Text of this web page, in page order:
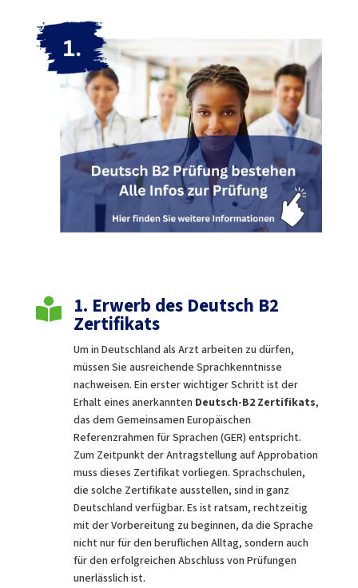
 1. Erwerb des Deutsch B2
Zertifikats
Um in Deutschland als Arzt arbeiten zu dürfen,
müssen Sie ausreichende Sprachkenntnisse
nachweisen. Ein erster wichtiger Schritt ist der
Erhalt eines anerkannten Deutsch-B2 Zertifikats,
das dem Gemeinsamen Europäischen
Referenzrahmen für Sprachen (GER) entspricht.
Zum Zeitpunkt der Antragstellung auf Approbation
muss dieses Zertifikat vorliegen. Sprachschulen,
die solche Zertifikate ausstellen, sind in ganz
Deutschland verfügbar. Es ist ratsam, rechtzeitig
mit der Vorbereitung zu beginnen, da die Sprache
nicht nur für den beruflichen Alltag, sondern auch
für den erfolgreichen Abschluss von Prüfungen
unerlässlich ist.